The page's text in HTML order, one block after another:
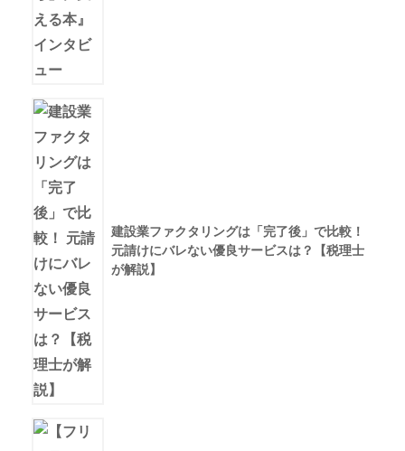
建設業ファクタリングは「完了後」で比較！
元請けにバレない優良サービスは？【税理士
が解説】